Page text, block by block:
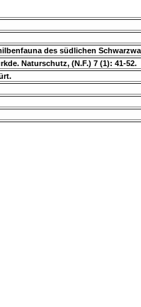
des südlichen
Naturschutz, (N.F.) 7 (1): 41-52.